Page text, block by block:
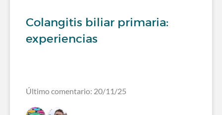
Colangitis biliar primaria:
experiencias
Último comentario: 20/11/25